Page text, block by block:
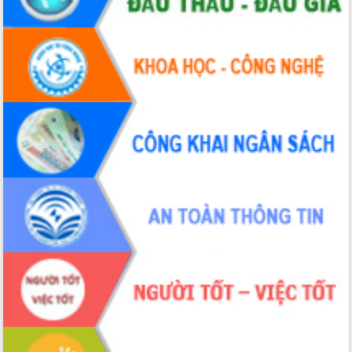
tại Trung tâm Phục vụ hành chính
công tỉnh
Đắk Lắk: Tôn vinh 46 giải pháp tại Hội
thi Sáng tạo Kỹ thuật 2024 - 2025
Đắk Lắk rà soát, điều chỉnh Đề án 190
về phát triển nuôi trồng thủy sản
Phó Chủ tịch UBND tỉnh Đắk Lắk
Trương Công Thái kiểm tra thực địa
Dự án cao tốc Khánh Hòa - Buôn Ma
Thuột
Định vị cà phê Việt Nam như một “di
sản sống” trong dòng chảy toàn cầu
Xây dựng nông thôn mới: Nâng cao đời
sống người dân từ những mô hình thiết
thực
Quyết liệt tháo gỡ vướng mắc, đẩy
nhanh tiến độ các dự án trọng điểm
trong Khu kinh tế Nam Phú Yên
Hòn Yến phát triển du lịch gắn với bảo
tồn biển